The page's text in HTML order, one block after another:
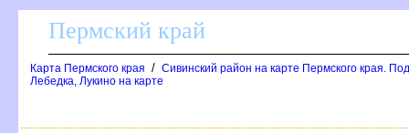
Пермский край
Карта Пермского края / Сивинский район на карте Пермского края.
Лебедка, Лукино на карте